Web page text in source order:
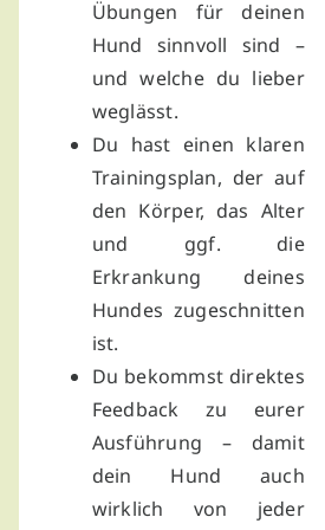
Übungen für deinen
Hund sinnvoll sind –
und welche du lieber
weglässt.
Du hast einen klaren
Trainingsplan, der auf
den Körper, das Alter
und ggf. die
Erkrankung deines
Hundes zugeschnitten
ist.
Du bekommst direktes
Feedback zu eurer
Ausführung – damit
dein Hund auch
wirklich von jeder